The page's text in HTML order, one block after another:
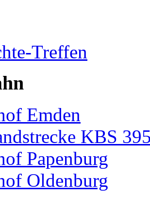
Treffen
Emden
KBS
Papenburg
Oldenburg